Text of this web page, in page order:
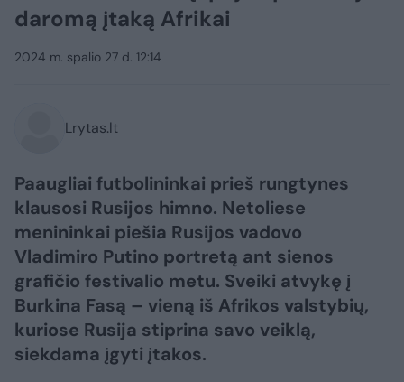
daromą įtaką Afrikai
2024 m. spalio 27 d. 12:14
Lrytas.lt
Paaugliai futbolininkai prieš rungtynes
klausosi Rusijos himno. Netoliese
menininkai piešia Rusijos vadovo
Vladimiro Putino portretą ant sienos
grafičio festivalio metu. Sveiki atvykę į
Burkina Fasą – vieną iš Afrikos valstybių,
kuriose Rusija stiprina savo veiklą,
siekdama įgyti įtakos.